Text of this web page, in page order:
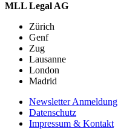
MLL Legal AG
Zürich
Genf
Zug
Lausanne
London
Madrid
Newsletter Anmeldung
Datenschutz
Impressum & Kontakt